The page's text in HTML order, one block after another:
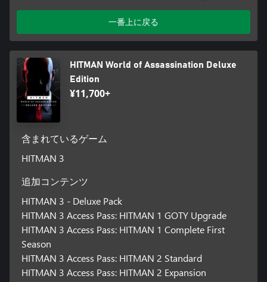
一番上に戻る
HITMAN World of Assassination Deluxe
Edition
¥11,700+
含まれているゲーム
HITMAN 3
追加コンテンツ
HITMAN 3 - Deluxe Pack
HITMAN 3 Access Pass: HITMAN 1 GOTY Upgrade
HITMAN 3 Access Pass: HITMAN 1 Complete First
Season
HITMAN 3 Access Pass: HITMAN 2 Standard
HITMAN 3 Access Pass: HITMAN 2 Expansion